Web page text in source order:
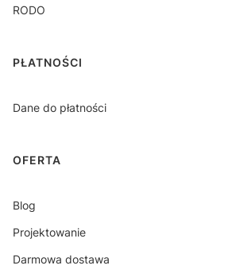
RODO
PŁATNOŚCI
Dane do płatności
OFERTA
Blog
Projektowanie
Darmowa dostawa